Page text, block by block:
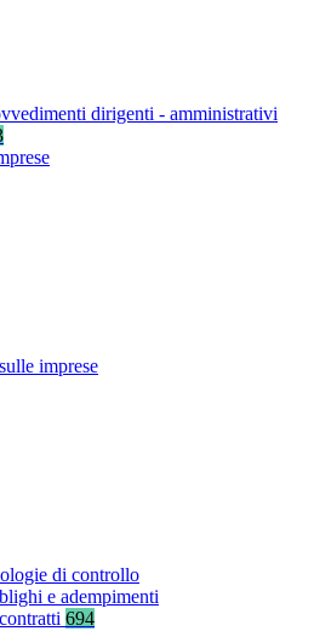
dirigenti - amministrativi
imprese
di controllo
e adempimenti
694